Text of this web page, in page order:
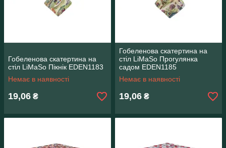
Гобеленова скатертина на
стіл LiMaSo Пікнік EDEN1183
Немає в наявності
19,06 ₴
Гобеленова скатертина на
стіл LiMaSo Прогулянка
садом EDEN1185
Немає в наявності
19,06 ₴